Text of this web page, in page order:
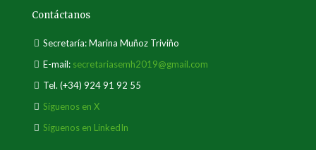
Contáctanos
Secretaría: Marina Muñoz Triviño
E-mail: secretariasemh2019@gmail.com
Tel. (+34) 924 91 92 55
Síguenos en X
Síguenos en LinkedIn